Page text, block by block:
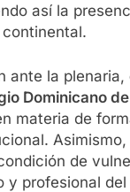
así la
ante la plenaria,
Dominicano
materia de
de
y profesional del